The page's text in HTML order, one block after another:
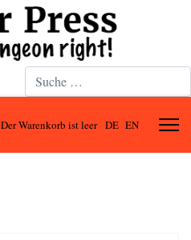
Suchen
Der Warenkorb ist leer DE EN